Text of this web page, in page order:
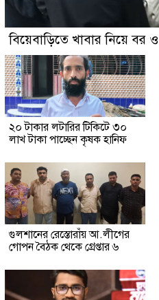
বিয়েবাড়িতে খাবার নিয়ে
২০ টাকার লটারির টিকিটে ৩০
লাখ টাকা পাচ্ছেন কৃষক হানিফ
গুলশানের রেস্তোরাঁয় আ.লীগের
গোপন বৈঠক থেকে গ্রেপ্তার ৬